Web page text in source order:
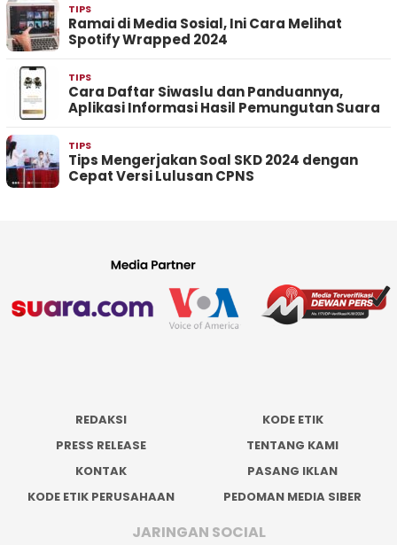
TIPS
Ramai di Media Sosial, Ini Cara Melihat
Spotify Wrapped 2024
TIPS
Cara Daftar Siwaslu dan Panduannya,
Aplikasi Informasi Hasil Pemungutan Suara
TIPS
Tips Mengerjakan Soal SKD 2024 dengan
Cepat Versi Lulusan CPNS
REDAKSI
KODE ETIK
PRESS RELEASE
TENTANG KAMI
KONTAK
PASANG IKLAN
KODE ETIK PERUSAHAAN
PEDOMAN MEDIA SIBER
JARINGAN SOCIAL